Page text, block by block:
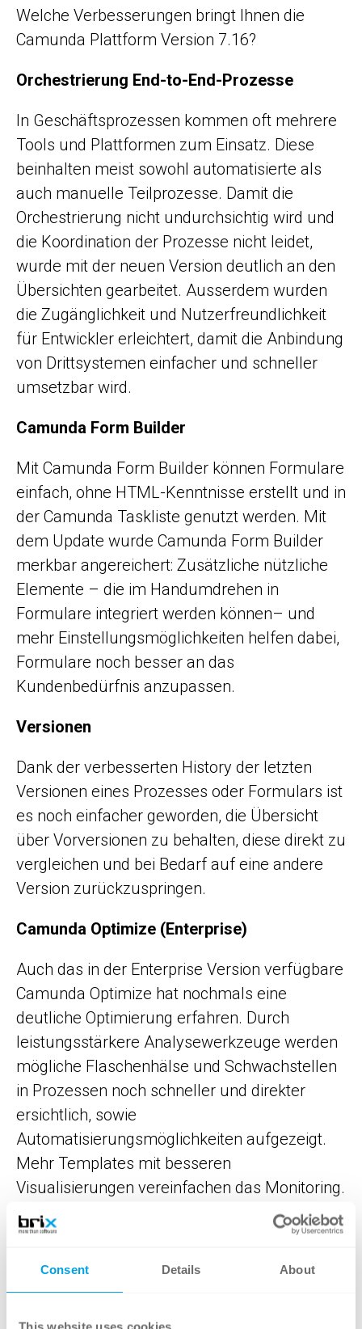
Consent Details About
This website uses cookies
Welche Verbesserungen bringt Ihnen die
Camunda Plattform Version 7.16?
Orchestrierung End-to-End-Prozesse
In Geschäftsprozessen kommen oft mehrere
Tools und Plattformen zum Einsatz. Diese
beinhalten meist sowohl automatisierte als
auch manuelle Teilprozesse. Damit die
Orchestrierung nicht undurchsichtig wird und
die Koordination der Prozesse nicht leidet,
wurde mit der neuen Version deutlich an den
Übersichten gearbeitet. Ausserdem wurden
die Zugänglichkeit und Nutzerfreundlichkeit
für Entwickler erleichtert, damit die Anbindung
von Drittsystemen einfacher und schneller
umsetzbar wird.
Camunda Form Builder
Mit Camunda Form Builder können Formulare
einfach, ohne HTML-Kenntnisse erstellt und in
der Camunda Taskliste genutzt werden. Mit
dem Update wurde Camunda Form Builder
merkbar angereichert: Zusätzliche nützliche
Elemente – die im Handumdrehen in
Formulare integriert werden können– und
mehr Einstellungsmöglichkeiten helfen dabei,
Formulare noch besser an das
Kundenbedürfnis anzupassen.
Versionen
Dank der verbesserten History der letzten
Versionen eines Prozesses oder Formulars ist
es noch einfacher geworden, die Übersicht
über Vorversionen zu behalten, diese direkt zu
vergleichen und bei Bedarf auf eine andere
Version zurückzuspringen.
Camunda Optimize (Enterprise)
Auch das in der Enterprise Version verfügbare
Camunda Optimize hat nochmals eine
deutliche Optimierung erfahren. Durch
leistungsstärkere Analysewerkzeuge werden
mögliche Flaschenhälse und Schwachstellen
in Prozessen noch schneller und direkter
ersichtlich, sowie
Automatisierungsmöglichkeiten aufgezeigt.
Mehr Templates mit besseren
Visualisierungen vereinfachen das Monitoring.
Stärkere und feinere Filtermöglichkeiten zu
laufenden Prozessen unterstützen bei der